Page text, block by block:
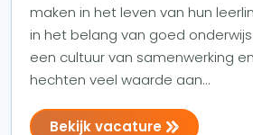
maken in het leven van hun
in het belang van goed
een cultuur van samenwerking
hechten veel waarde aan...
Bekijk vacature